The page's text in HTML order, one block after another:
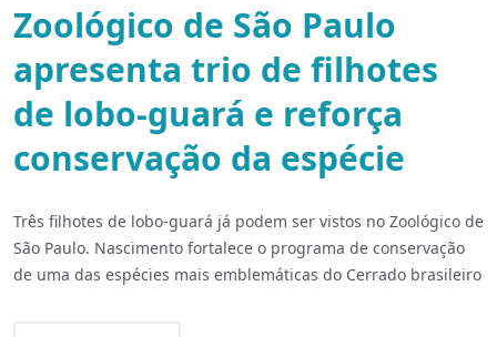
Zoológico de São Paulo
apresenta trio de filhotes
de lobo-guará e reforça
conservação da espécie
Três filhotes de lobo-guará já podem ser vistos no Zoológico de
São Paulo. Nascimento fortalece o programa de conservação
de uma das espécies mais emblemáticas do Cerrado brasileiro